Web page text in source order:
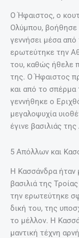
Ο Ήφαιστος, ο
Ολύμπου, βοήθησε
γεννήσει μέσα
ερωτεύτηκε την
του, καθώς ήθελε
της. Ο Ήφαιστος
και από το
γεννήθηκε ο
μεγαλοψυχία
έγινε βασιλιάς
5 Απόλλων και
Η Κασσάνδρα ήταν
βασιλιά της
την ερωτεύτηκε
δική του, της
το μέλλον. Η
μαντική τέχνη